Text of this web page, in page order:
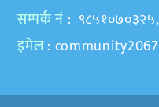
सम्पर्क नं :
इमेल: